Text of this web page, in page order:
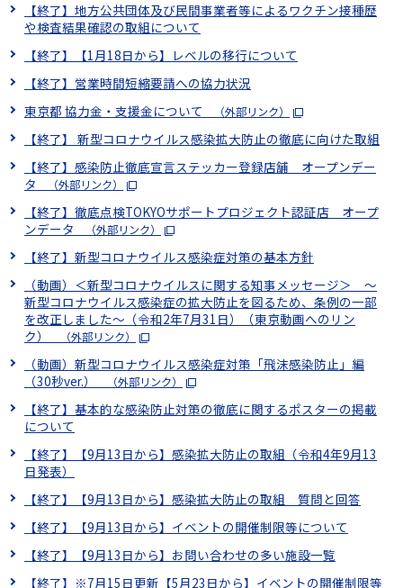
【終了】地方公共団体及び民間事業者等によるワクチン接種歴
や検査結果確認の取組について
【終了】【1月18日から】レベルの移行について
【終了】営業時間短縮要請への協力状況
東京都 協力金・支援金について
（外部リンク）
【終了】 新型コロナウイルス感染拡大防止の徹底に向けた取組
【終了】感染防止徹底宣言ステッカー登録店舗 オープンデー
タ
（外部リンク）
【終了】徹底点検TOKYOサポートプロジェクト認証店 オープ
ンデータ
（外部リンク）
【終了】新型コロナウイルス感染症対策の基本方針
（動画）＜新型コロナウイルスに関する知事メッセージ＞ ～
新型コロナウイルス感染症の拡大防止を図るため、条例の一部
を改正しました～（令和2年7月31日）（東京動画へのリン
ク）
（外部リンク）
（動画）新型コロナウイルス感染症対策「飛沫感染防止」編
（30秒ver.）
（外部リンク）
【終了】基本的な感染防止対策の徹底に関するポスターの掲載
について
【終了】【9月13日から】感染拡大防止の取組（令和4年9月13
日発表）
【終了】【9月13日から】感染拡大防止の取組 質問と回答
【終了】【9月13日から】イベントの開催制限等について
【終了】【9月13日から】お問い合わせの多い施設一覧
【終了】※7月15日更新【5月23日から】イベントの開催制限等